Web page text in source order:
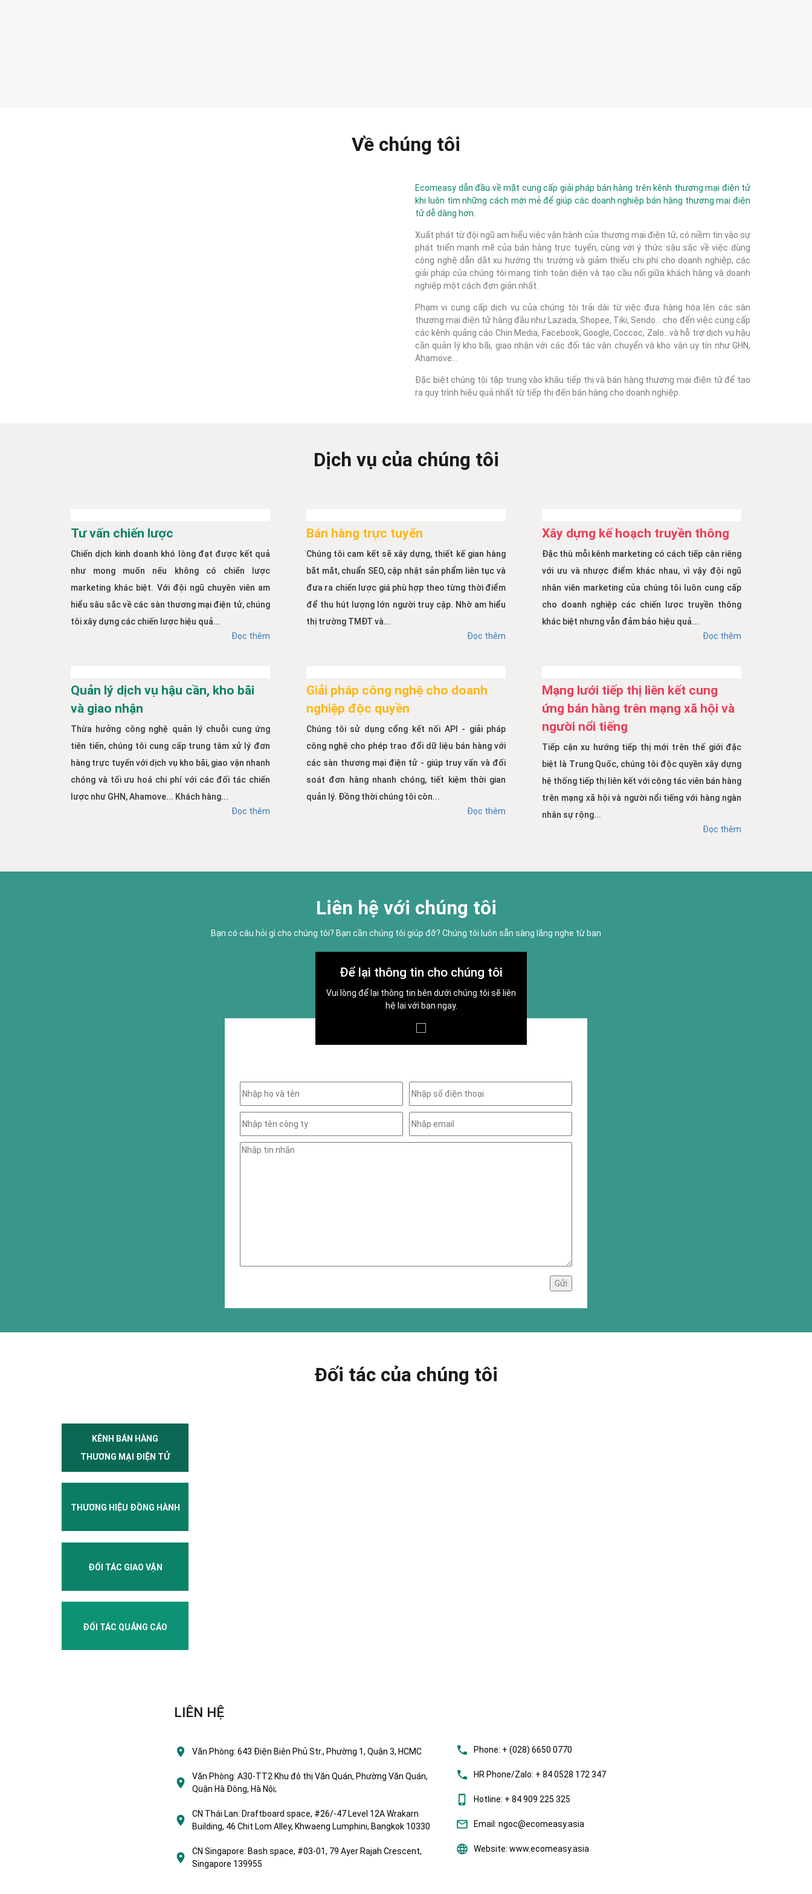
Về chúng tôi
Ecomeasy dẫn đầu về mặt cung cấp giải pháp bán hàng trên kênh thương mại điện tử
khi luôn tìm những cách mới mẻ để giúp các doanh nghiệp bán hàng thương mại điện
tử dễ dàng hơn.
Xuất phát từ đội ngũ am hiểu việc vận hành của thương mại điện tử, có niềm tin vào sự
phát triển mạnh mẽ của bán hàng trực tuyến, cùng với ý thức sâu sắc về việc dùng
công nghệ dẫn dắt xu hướng thị trường và giảm thiểu chi phí cho doanh nghiệp, các
giải pháp của chúng tôi mang tính toàn diện và tạo cầu nối giữa khách hàng và doanh
nghiệp một cách đơn giản nhất.
Phạm vi cung cấp dịch vụ của chúng tôi trải dài từ việc đưa hàng hóa lên các sàn
thương mại điện tử hàng đầu như Lazada, Shopee, Tiki, Sendo... cho đến việc cung cấp
các kênh quảng cáo Chin Media, Facebook, Google, Coccoc, Zalo...và hỗ trợ dịch vụ hậu
cần quản lý kho bãi, giao nhận với các đối tác vận chuyển và kho vận uy tín như GHN,
Ahamove...
Đặc biệt chúng tôi tập trung vào khâu tiếp thị và bán hàng thương mại điện tử để tạo
ra quy trình hiệu quả nhất từ tiếp thị đến bán hàng cho doanh nghiệp.
Dịch vụ của chúng tôi
Tư vấn chiến lược
Chiến dịch kinh doanh khó lòng đạt được kết quả
như mong muốn nếu không có chiến lược
marketing khác biệt. Với đội ngũ chuyên viên am
hiểu sâu sắc về các sàn thương mại điện tử, chúng
tôi xây dựng các chiến lược hiệu quả...
Đọc thêm
Bán hàng trực tuyến
Chúng tôi cam kết sẽ xây dựng, thiết kế gian hàng
bắt mắt, chuẩn SEO, cập nhật sản phẩm liên tục và
đưa ra chiến lược giá phù hợp theo từng thời điểm
để thu hút lượng lớn người truy cập. Nhờ am hiểu
thị trường TMĐT và...
Đọc thêm
Xây dựng kế hoạch truyền thông
Đặc thù mỗi kênh marketing có cách tiếp cận riêng
với ưu và nhược điểm khác nhau, vì vậy đội ngũ
nhân viên marketing của chúng tôi luôn cung cấp
cho doanh nghiệp các chiến lược truyền thông
khác biệt nhưng vẫn đảm bảo hiệu quả...
Đọc thêm
Quản lý dịch vụ hậu cần, kho bãi
và giao nhận
Thừa hưởng công nghệ quản lý chuỗi cung ứng
tiên tiến, chúng tôi cung cấp trung tâm xử lý đơn
hàng trực tuyến với dịch vụ kho bãi, giao vận nhanh
chóng và tối ưu hoá chi phí với các đối tác chiến
lược như GHN, Ahamove... Khách hàng...
Đọc thêm
Giải pháp công nghệ cho doanh
nghiệp độc quyền
Chúng tôi sử dụng cổng kết nối API - giải pháp
công nghệ cho phép trao đổi dữ liệu bán hàng với
các sàn thương mại điện tử - giúp truy vấn và đối
soát đơn hàng nhanh chóng, tiết kiệm thời gian
quản lý. Đồng thời chúng tôi còn...
Đọc thêm
Mạng lưới tiếp thị liên kết cung
ứng bán hàng trên mạng xã hội và
người nổi tiếng
Tiếp cận xu hướng tiếp thị mới trên thế giới đặc
biệt là Trung Quốc, chúng tôi độc quyền xây dựng
hệ thống tiếp thị liên kết với cộng tác viên bán hàng
trên mạng xã hội và người nổi tiếng với hàng ngàn
nhân sự rộng...
Đọc thêm
Liên hệ với chúng tôi
Bạn có câu hỏi gì cho chúng tôi? Bạn cần chúng tôi giúp đỡ? Chúng tôi luôn sẵn sàng lắng nghe từ bạn
Để lại thông tin cho chúng tôi
Vui lòng để lại thông tin bên dưới chúng tôi sẽ liên
hệ lại với bạn ngay.
Đối tác của chúng tôi
KÊNH BÁN HÀNG
THƯƠNG MẠI ĐIỆN TỬ
THƯƠNG HIỆU ĐỒNG HÀNH
ĐỐI TÁC GIAO VẬN
ĐỐI TÁC QUẢNG CÁO
LIÊN HỆ
Văn Phòng: 643 Điện Biên Phủ Str., Phường 1, Quận 3, HCMC
Văn Phòng: A30-TT2 Khu đô thị Văn Quán, Phường Văn Quán,
Quận Hà Đông, Hà Nội;
CN Thái Lan: Draftboard space, #26/-47 Level 12A Wrakarn
Building, 46 Chit Lom Alley, Khwaeng Lumphini, Bangkok 10330
CN Singapore: Bash space, #03-01, 79 Ayer Rajah Crescent,
Singapore 139955
Phone: + (028) 6650 0770
HR Phone/Zalo: + 84 0528 172 347
Hotline: + 84 909 225 325
Email: ngoc@ecomeasy.asia
Website: www.ecomeasy.asia